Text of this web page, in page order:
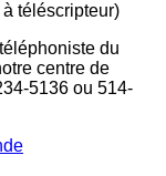
téléscripteur)
du
centre de
5136 ou 514-